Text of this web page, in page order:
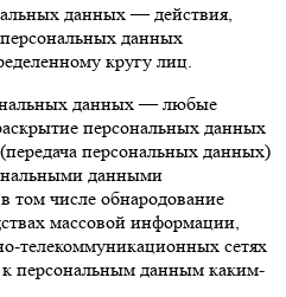
данных — действия,
данных
кругу лиц.
данных — любые
персональных данных
персональных данных)
данными
том числе обнародование
массовой информации,
телекоммуникационных сетях
к персональным данным каким-